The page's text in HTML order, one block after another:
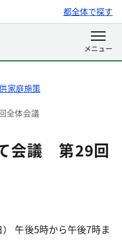
都全体で探す
家庭施策
全体会議
会議 第29回
午後5時から午後7時ま